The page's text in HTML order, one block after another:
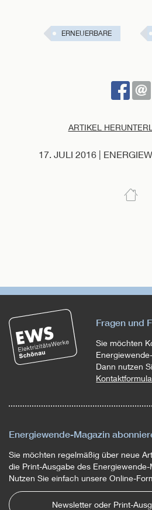
ERNEUERBARE
BEI
ARTIKEL
17. JULI 2016 |
Fragen und
Sie möchten
Dann nutzen
Energiewende-Magazin
Sie möchten regelmäßig über neue
die Print-Ausgabe des
Nutzen Sie einfach unsere Online-
Newsletter oder Print-